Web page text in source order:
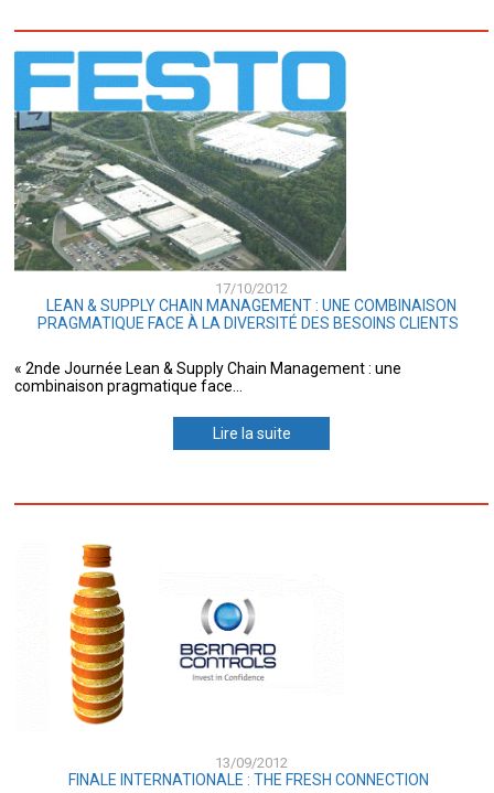
17/10/2012
LEAN & SUPPLY CHAIN MANAGEMENT : UNE COMBINAISON
PRAGMATIQUE FACE À LA DIVERSITÉ DES BESOINS CLIENTS
« 2nde Journée Lean & Supply Chain Management : une
combinaison pragmatique face...
Lire la suite
13/09/2012
FINALE INTERNATIONALE : THE FRESH CONNECTION